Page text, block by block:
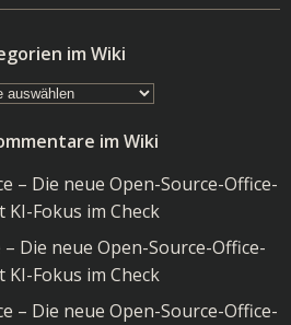
im Wiki
im Wiki
– Die neue Open-Source-Office-
KI-Fokus im Check
– Die neue Open-Source-Office-
KI-Fokus im Check
– Die neue Open-Source-Office-